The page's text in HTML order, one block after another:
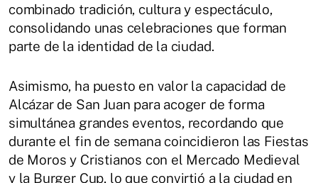
combinado tradición, cultura y espectáculo,
consolidando unas celebraciones que forman
parte de la identidad de la ciudad.
Asimismo, ha puesto en valor la capacidad de
Alcázar de San Juan para acoger de forma
simultánea grandes eventos, recordando que
durante el fin de semana coincidieron las Fiestas
de Moros y Cristianos con el Mercado Medieval
y la Burger Cup, lo que convirtió a la ciudad en